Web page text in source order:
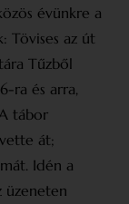
évünkre a
Tövises az út
Tűzből
ra és arra,
tábor
át;
Idén a
üzeneten